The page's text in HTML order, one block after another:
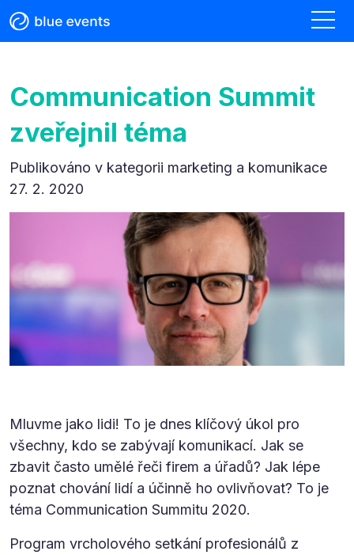
Communication Summit
zveřejnil téma
Publikováno v kategorii marketing a komunikace
27. 2. 2020
Mluvme jako lidi! To je dnes klíčový úkol pro
všechny, kdo se zabývají komunikací. Jak se
zbavit často umělé řeči firem a úřadů? Jak lépe
poznat chování lidí a účinně ho ovlivňovat? To je
téma Communication Summitu 2020.
Program vrcholového setkání profesionálů z